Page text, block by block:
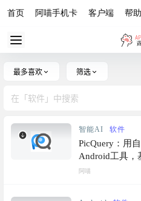
首页 阿喵手机卡 客户端 帮助
最多喜欢 筛选
智能AI 软件
PicQuery：用
Android工具，
持中英双语搜
阿喵